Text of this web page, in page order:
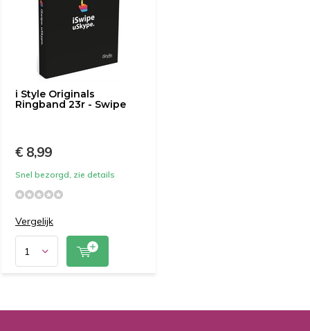
i Style Originals
Ringband 23r - Swipe
€ 8,99
Snel bezorgd, zie details
Vergelijk